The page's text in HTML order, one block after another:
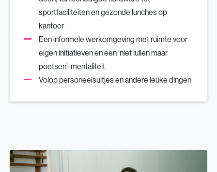
sportfaciliteiten en gezonde lunches op
kantoor
Een informele werkomgeving met ruimte voor
eigen initiatieven en een ‘niet lullen maar
poetsen’-mentaliteit
Volop personeelsuitjes en andere leuke dingen